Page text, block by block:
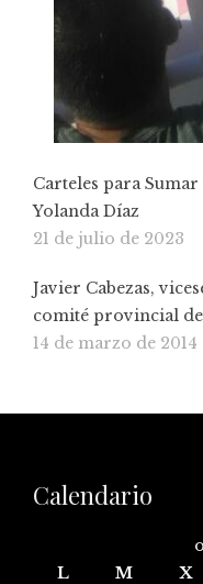
Carteles para Sumar
Yolanda Díaz
21 de julio de 2023
Javier Cabezas,
comité provincial
14 de marzo de 2014
Calendario
L
M X